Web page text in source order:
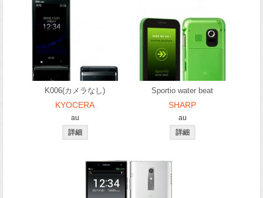
K006(カメラなし)
KYOCERA
au
Sportio water beat
SHARP
au